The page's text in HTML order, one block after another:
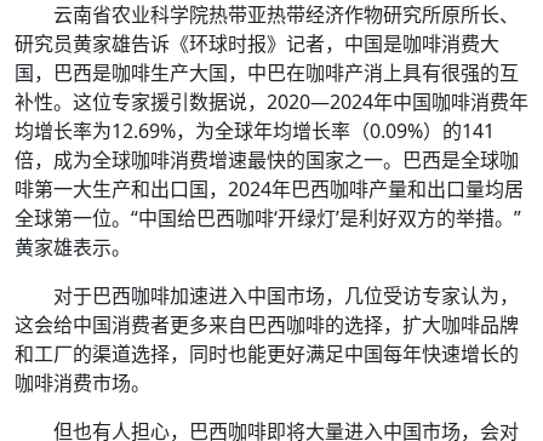
云南省农业科学院热带亚热带经济作物研究所原所长、
研究员黄家雄告诉《环球时报》记者，中国是咖啡消费大
国，巴西是咖啡生产大国，中巴在咖啡产消上具有很强的互
补性。这位专家援引数据说，2020—2024年中国咖啡消费年
均增长率为12.69%，为全球年均增长率（0.09%）的141
倍，成为全球咖啡消费增速最快的国家之一。巴西是全球咖
啡第一大生产和出口国，2024年巴西咖啡产量和出口量均居
全球第一位。“中国给巴西咖啡‘开绿灯’是利好双方的举措。”
黄家雄表示。
对于巴西咖啡加速进入中国市场，几位受访专家认为，
这会给中国消费者更多来自巴西咖啡的选择，扩大咖啡品牌
和工厂的渠道选择，同时也能更好满足中国每年快速增长的
咖啡消费市场。
但也有人担心，巴西咖啡即将大量进入中国市场，会对